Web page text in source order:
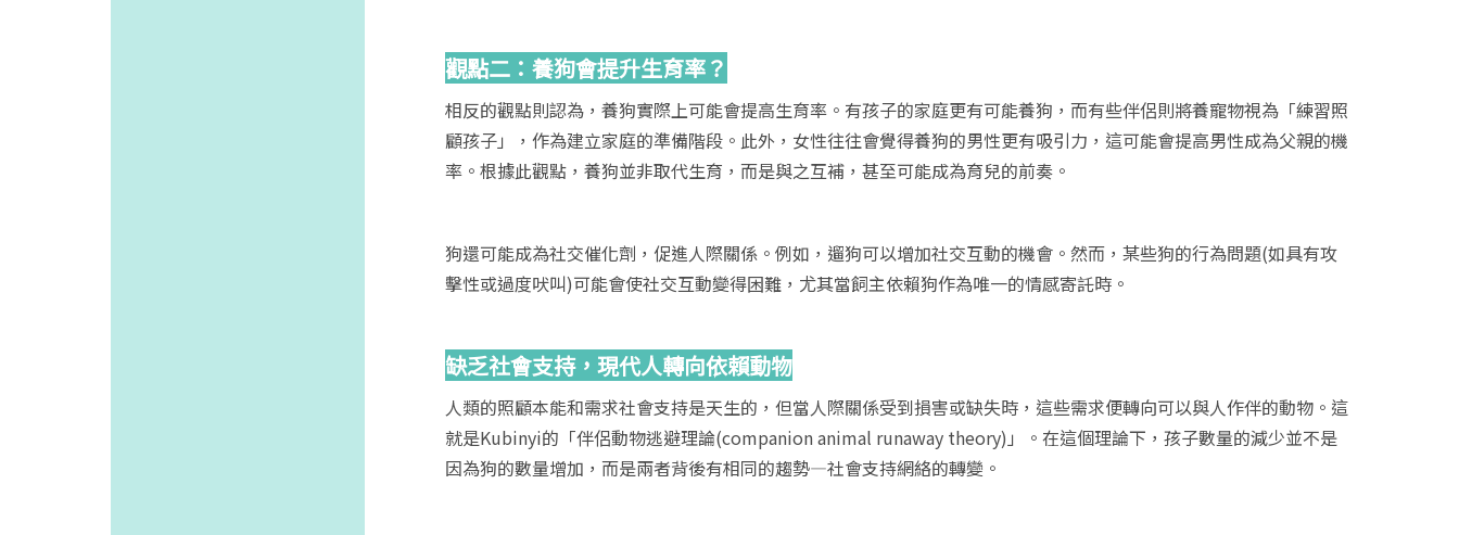
觀點二：養狗會提升生育率？
相反的觀點則認為，養狗實際上可能會提高生育率。有孩子的家庭更有可能養狗，而有些伴侶則將養寵物視為「練習照
顧孩子」，作為建立家庭的準備階段。此外，女性往往會覺得養狗的男性更有吸引力，這可能會提高男性成為父親的機
率。根據此觀點，養狗並非取代生育，而是與之互補，甚至可能成為育兒的前奏。
狗還可能成為社交催化劑，促進人際關係。例如，遛狗可以增加社交互動的機會。然而，某些狗的行為問題(如具有攻
擊性或過度吠叫)可能會使社交互動變得困難，尤其當飼主依賴狗作為唯一的情感寄託時。
缺乏社會支持，現代人轉向依賴動物
人類的照顧本能和需求社會支持是天生的，但當人際關係受到損害或缺失時，這些需求便轉向可以與人作伴的動物。這
就是Kubinyi的「伴侶動物逃避理論(companion animal runaway theory)」。在這個理論下，孩子數量的減少並不是
因為狗的數量增加，而是兩者背後有相同的趨勢—社會支持網絡的轉變。